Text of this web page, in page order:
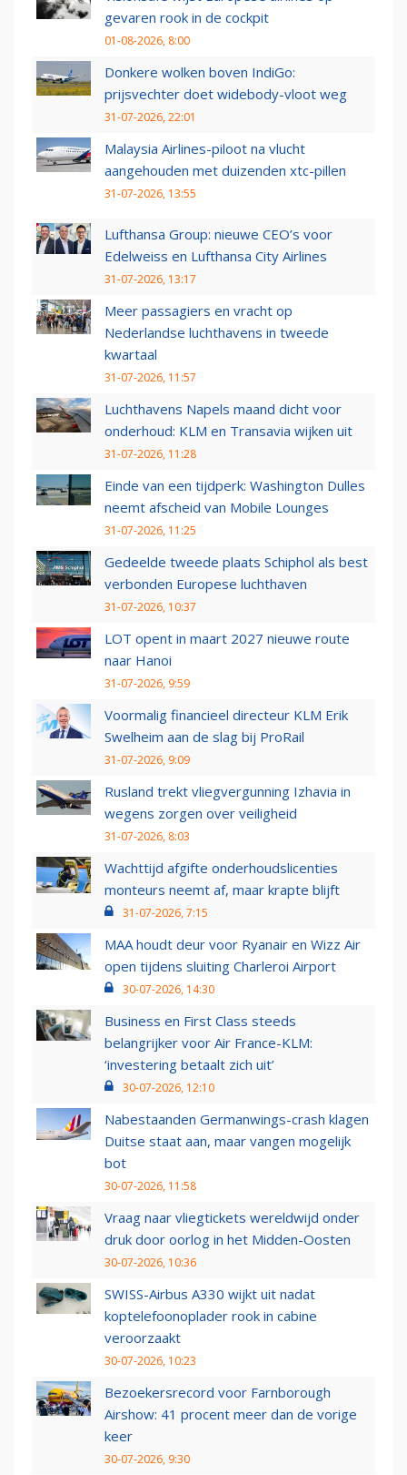
gevaren rook in de cockpit
01-08-2026, 8:00
Donkere wolken boven IndiGo:
prijsvechter doet widebody-vloot weg
31-07-2026, 22:01
Malaysia Airlines-piloot na vlucht
aangehouden met duizenden xtc-pillen
31-07-2026, 13:55
Lufthansa Group: nieuwe CEO’s voor
Edelweiss en Lufthansa City Airlines
31-07-2026, 13:17
Meer passagiers en vracht op
Nederlandse luchthavens in tweede
kwartaal
31-07-2026, 11:57
Luchthavens Napels maand dicht voor
onderhoud: KLM en Transavia wijken uit
31-07-2026, 11:28
Einde van een tijdperk: Washington Dulles
neemt afscheid van Mobile Lounges
31-07-2026, 11:25
Gedeelde tweede plaats Schiphol als best
verbonden Europese luchthaven
31-07-2026, 10:37
LOT opent in maart 2027 nieuwe route
naar Hanoi
31-07-2026, 9:59
Voormalig financieel directeur KLM Erik
Swelheim aan de slag bij ProRail
31-07-2026, 9:09
Rusland trekt vliegvergunning Izhavia in
wegens zorgen over veiligheid
31-07-2026, 8:03
Wachttijd afgifte onderhoudslicenties
monteurs neemt af, maar krapte blijft
31-07-2026, 7:15
MAA houdt deur voor Ryanair en Wizz Air
open tijdens sluiting Charleroi Airport
30-07-2026, 14:30
Business en First Class steeds
belangrijker voor Air France-KLM:
‘investering betaalt zich uit’
30-07-2026, 12:10
Nabestaanden Germanwings-crash klagen
Duitse staat aan, maar vangen mogelijk
bot
30-07-2026, 11:58
Vraag naar vliegtickets wereldwijd onder
druk door oorlog in het Midden-Oosten
30-07-2026, 10:36
SWISS-Airbus A330 wijkt uit nadat
koptelefoonoplader rook in cabine
veroorzaakt
30-07-2026, 10:23
Bezoekersrecord voor Farnborough
Airshow: 41 procent meer dan de vorige
keer
30-07-2026, 9:30